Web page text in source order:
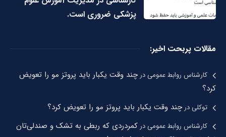
پزشکی ضروری است.
مقالات پربحت اخیر:
کارشناس روابط عمومیدرچند وقت یکبار باید پروتز مو را تعویض
کرد؟
توکلیدرچند وقت یکبار باید پروتز مو را تعویض کرد؟
کارشناس روابط عمومیدر کمردردی که ربطی به تشک و صندلی‌تان